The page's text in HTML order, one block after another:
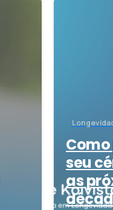
seu
as